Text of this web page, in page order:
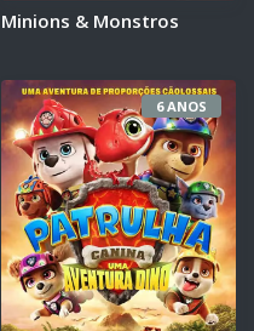
Minions & Monstros
6 ANOS